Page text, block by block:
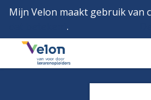
Mijn Velon maakt gebruik van
.
Menu